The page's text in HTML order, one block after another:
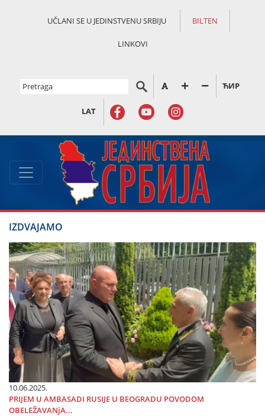
UČLANI SE U JEDINSTVENU SRBIJU BILTEN
LINKOVI
ЋИР
LAT
IZDVAJAMO
10.06.2025.
PRIЈEM U AMBASADI RUSIЈE U BEOGRADU POVODOM
OBELEŽAVANjA...